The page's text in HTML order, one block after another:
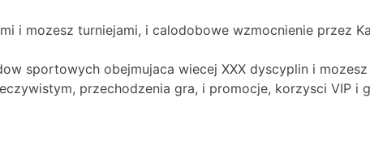
i mozesz turniejami, i calodobowe wzmocnienie przez
sportowych obejmujaca wiecej XXX dyscyplin i mozesz
przechodzenia gra, i promocje, korzysci VIP i